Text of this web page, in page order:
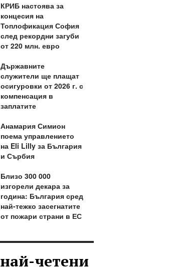
КРИБ настоява за
концесия на
Топлофикация София
след рекордни загуби
от 220 млн. евро
Държавните
служители ще плащат
осигуровки от 2026 г. с
компенсация в
заплатите
Анамария Симион
поема управлението
на Eli Lilly за България
и Сърбия
Близо 300 000
изгорели декара за
година: България сред
най-тежко засегнатите
от пожари страни в ЕС
четени